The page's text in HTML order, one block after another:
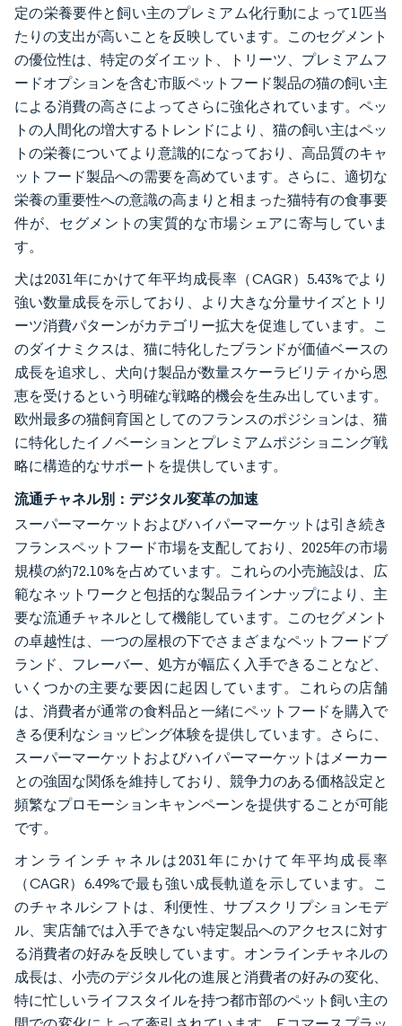
定の栄養要件と飼い主のプレミアム化行動によって1匹当
たりの支出が高いことを反映しています。このセグメント
の優位性は、特定のダイエット、トリーツ、プレミアムフ
ードオプションを含む市販ペットフード製品の猫の飼い主
による消費の高さによってさらに強化されています。ペッ
トの人間化の増大するトレンドにより、猫の飼い主はペッ
トの栄養についてより意識的になっており、高品質のキャ
ットフード製品への需要を高めています。さらに、適切な
栄養の重要性への意識の高まりと相まった猫特有の食事要
件が、セグメントの実質的な市場シェアに寄与していま
す。
犬は2031年にかけて年平均成長率（CAGR）5.43%でより
強い数量成長を示しており、より大きな分量サイズとトリ
ーツ消費パターンがカテゴリー拡大を促進しています。こ
のダイナミクスは、猫に特化したブランドが価値ベースの
成長を追求し、犬向け製品が数量スケーラビリティから恩
恵を受けるという明確な戦略的機会を生み出しています。
欧州最多の猫飼育国としてのフランスのポジションは、猫
に特化したイノベーションとプレミアムポジショニング戦
略に構造的なサポートを提供しています。
流通チャネル別：デジタル変革の加速
スーパーマーケットおよびハイパーマーケットは引き続き
フランスペットフード市場を支配しており、2025年の市場
規模の約72.10%を占めています。これらの小売施設は、広
範なネットワークと包括的な製品ラインナップにより、主
要な流通チャネルとして機能しています。このセグメント
の卓越性は、一つの屋根の下でさまざまなペットフードブ
ランド、フレーバー、処方が幅広く入手できることなど、
いくつかの主要な要因に起因しています。これらの店舗
は、消費者が通常の食料品と一緒にペットフードを購入で
きる便利なショッピング体験を提供しています。さらに、
スーパーマーケットおよびハイパーマーケットはメーカー
との強固な関係を維持しており、競争力のある価格設定と
頻繁なプロモーションキャンペーンを提供することが可能
です。
オンラインチャネルは2031年にかけて年平均成長率
（CAGR）6.49%で最も強い成長軌道を示しています。こ
のチャネルシフトは、利便性、サブスクリプションモデ
ル、実店舗では入手できない特定製品へのアクセスに対す
る消費者の好みを反映しています。オンラインチャネルの
成長は、小売のデジタル化の進展と消費者の好みの変化、
特に忙しいライフスタイルを持つ都市部のペット飼い主の